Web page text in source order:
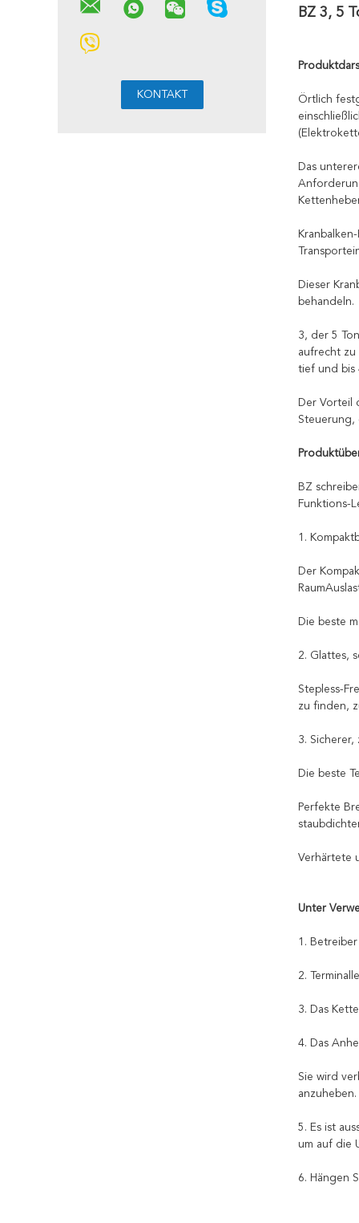
BZ 3, 5
Örtlich
Das
Dieser
behandeln.
3, der 5
aufrecht zu
tief und bis
Der Vorteil
Steuerung,
BZ
Funktions-
1.
Der
Die beste
2. Glattes,
Stepless-
zu finden,
3.
Die beste
Perfekte
Verhärtete
Unter
1.
2.
3. Das
4. Das
Sie wird
anzuheben.
5. Es ist
um auf die
6. Hängen